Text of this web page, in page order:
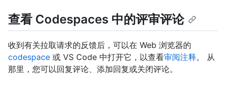
查看 Codespaces 中的评审评论
收到有关拉取请求的反馈后，可以在 Web 浏览器的
codespace 或 VS Code 中打开它，以查看审阅注释。 从
那里，您可以回复评论、添加回复或关闭评论。